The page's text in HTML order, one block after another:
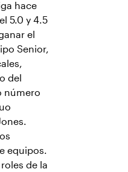
hace
5.0 y 4.5
el
Senior,
del
número
equipos.
de la